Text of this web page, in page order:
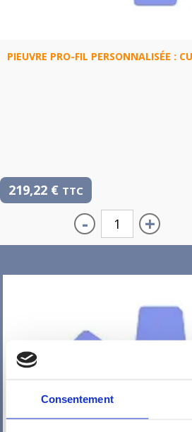
Consentement
PIEUVRE PRO-FIL PERSONNALISÉE :
219,22 € TTC
- +